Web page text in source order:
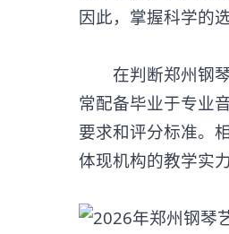
因此，掌握科学的
在判断郑州钢琴
常配备毕业于专业
要求和评分标准。
体现机构的教学实